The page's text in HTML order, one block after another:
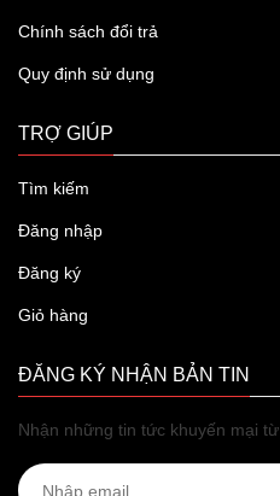
Chính sách đổi trả
Quy định sử dụng
TRỢ GIÚP
Tìm kiếm
Đăng nhập
Đăng ký
Giỏ hàng
ĐĂNG KÝ NHẬN BẢN TIN
Nhận những tin tức khuyến mại